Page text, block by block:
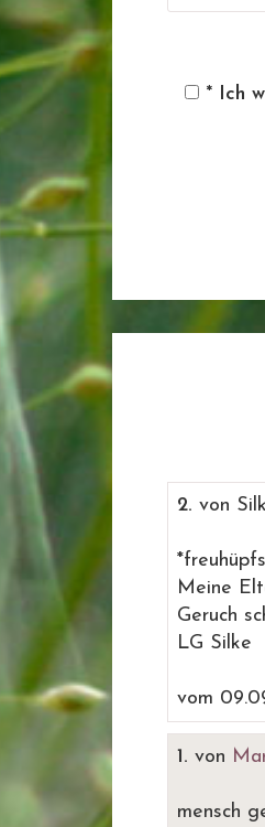
* Ich
2. von
Meine
Geruch
LG Silke
vom
1. von
mensch